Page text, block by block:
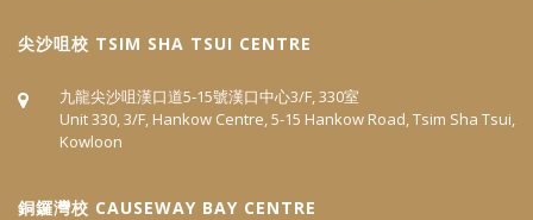
尖沙咀校 TSIM SHA TSUI CENTRE
九龍尖沙咀漢口道5‐15號漢口中心3/F, 330室
Unit 330, 3/F, Hankow Centre, 5-15 Hankow Road, Tsim Sha Tsui,
Kowloon
​銅鑼灣校 CAUSEWAY BAY CENTRE